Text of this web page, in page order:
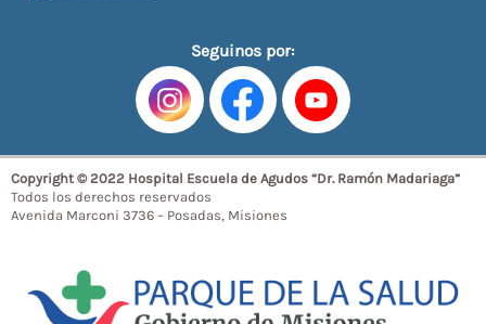
Seguinos por:
Copyright © 2022 Hospital Escuela de Agudos “Dr. Ramón Madariaga”
Todos los derechos reservados
Avenida Marconi 3736 – Posadas, Misiones